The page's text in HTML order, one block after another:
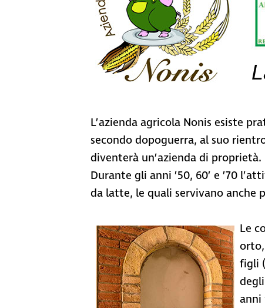
L’azienda agricola Nonis esiste
secondo dopoguerra, al suo
diventerà un’azienda di proprietà.
Durante gli anni ’50, 60’ e ’70
da latte, le quali servivano anche
Le
figli
anni